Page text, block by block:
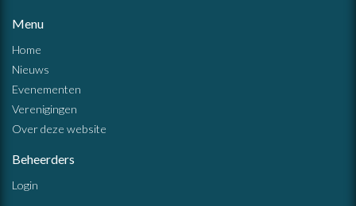
Menu
Home
Nieuws
Evenementen
Verenigingen
Over deze website
Beheerders
Login